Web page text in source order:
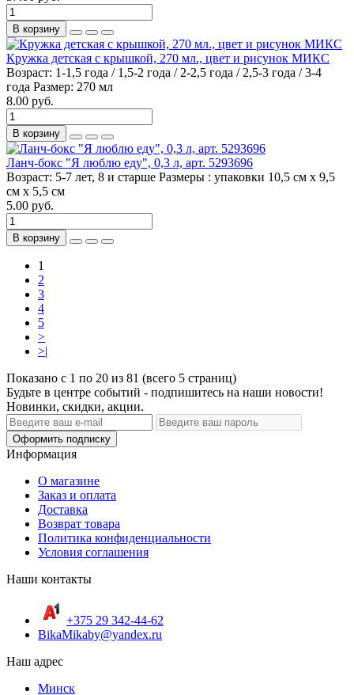
В корзину
Кружка детская с крышкой, 270 мл., цвет и рисунок МИКС
Возраст: 1-1,5 года / 1,5-2 года / 2-2,5 года / 2,5-3 года / 3-4
года Размер: 270 мл
8.00 руб.
В корзину
Ланч-бокс "Я люблю еду", 0,3 л, арт. 5293696
Возраст: 5-7 лет, 8 и старше Размеры : упаковки 10,5 см х 9,5
см х 5,5 см
5.00 руб.
В корзину
1
2
3
4
5
>
>|
Показано с 1 по 20 из 81 (всего 5 страниц)
Будьте в центре событий - подпишитесь на наши новости!
Новинки, скидки, акции.
Оформить подписку
Информация
О магазине
Заказ и оплата
Доставка
Возврат товара
Политика конфиденциальности
Условия соглашения
Наши контакты
+375 29 342-44-62
BikaMikaby@yandex.ru
Наш адрес
Минск